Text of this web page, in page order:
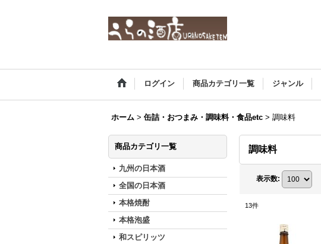
ログイン 商品カテゴリ一覧 ジャンル
ホーム > 缶詰・おつまみ・調味料・食品etc > 調味料
商品カテゴリ一覧
九州の日本酒
全国の日本酒
本格焼酎
本格泡盛
和スピリッツ
調味料
表示数:
13件